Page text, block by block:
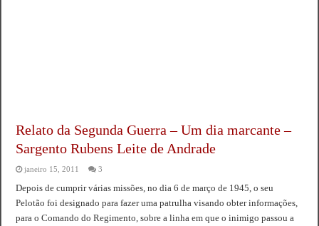
Relato da Segunda Guerra – Um dia marcante –
Sargento Rubens Leite de Andrade
janeiro 15, 2011 3
Depois de cumprir várias missões, no dia 6 de março de 1945, o seu
Pelotão foi designado para fazer uma patrulha visando obter informações,
para o Comando do Regimento, sobre a linha em que o inimigo passou a